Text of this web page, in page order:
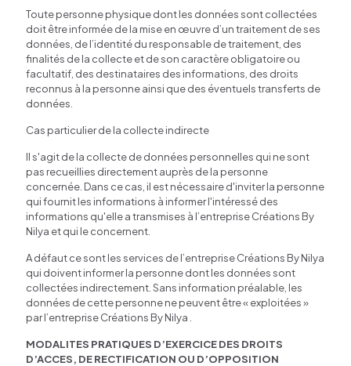
Toute personne physique dont les données sont collectées
doit être informée de la mise en œuvre d’un traitement de ses
données, de l’identité du responsable de traitement, des
finalités de la collecte et de son caractère obligatoire ou
facultatif, des destinataires des informations, des droits
reconnus à la personne ainsi que des éventuels transferts de
données.
Cas particulier de la collecte indirecte
Il s'agit de la collecte de données personnelles qui ne sont
pas recueillies directement auprès de la personne
concernée. Dans ce cas, il est nécessaire d'inviter la personne
qui fournit les informations à informer l'intéressé des
informations qu'elle a transmises à l’entreprise Créations By
Nilya et qui le concernent.
A défaut ce sont les services de l’entreprise Créations By Nilya
qui doivent informer la personne dont les données sont
collectées indirectement. Sans information préalable, les
données de cette personne ne peuvent être « exploitées »
par l’entreprise Créations By Nilya .
MODALITES PRATIQUES D’EXERCICE DES DROITS
D’ACCES, DE RECTIFICATION OU D’OPPOSITION